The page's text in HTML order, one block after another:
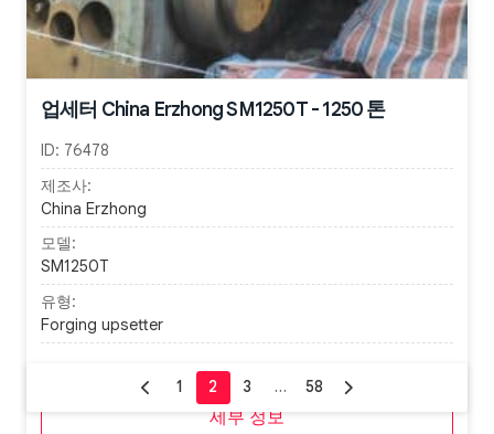
업세터 China Erzhong SM1250T - 1250 톤
ID: 76478
제조사:
China Erzhong
모델:
SM1250T
유형:
Forging upsetter
세부 정보